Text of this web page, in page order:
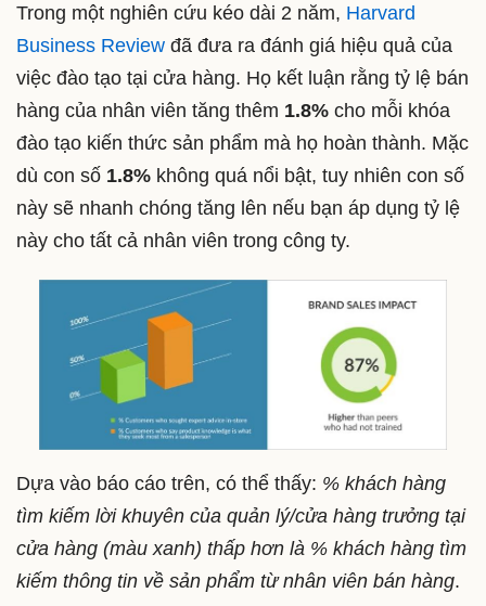
Trong một nghiên cứu kéo dài 2 năm, Harvard
Business Review đã đưa ra đánh giá hiệu quả của
việc đào tạo tại cửa hàng. Họ kết luận rằng tỷ lệ bán
hàng của nhân viên tăng thêm 1.8% cho mỗi khóa
đào tạo kiến thức sản phẩm mà họ hoàn thành. Mặc
dù con số 1.8% không quá nổi bật, tuy nhiên con số
này sẽ nhanh chóng tăng lên nếu bạn áp dụng tỷ lệ
này cho tất cả nhân viên trong công ty.
Dựa vào báo cáo trên, có thể thấy: % khách hàng
tìm kiếm lời khuyên của quản lý/cửa hàng trưởng tại
cửa hàng (màu xanh) thấp hơn là % khách hàng tìm
kiếm thông tin về sản phẩm từ nhân viên bán hàng.